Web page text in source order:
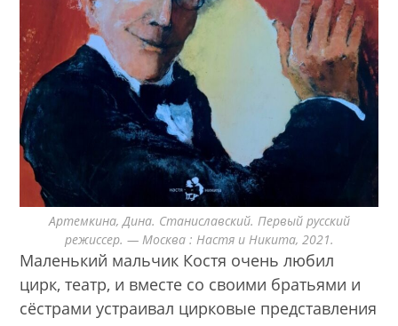
Артемкина, Дина. Станиславский. Первый русский
режиссер. — Москва : Настя и Никита, 2021.
Маленький мальчик Костя очень любил
цирк, театр, и вместе со своими братьями и
сёстрами устраивал цирковые представления